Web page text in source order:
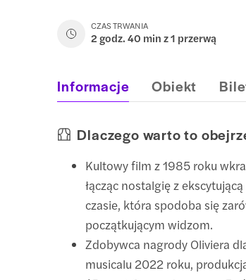
CZAS TRWANIA
2 godz. 40 min z 1 przerwą
Informacje Obiekt
Dlaczego warto to
Kultowy film z 1985 roku
łącząc nostalgię z
czasie, która spodoba się
początkującym widzom.
Zdobywca nagrody Oliviera
musicalu 2022 roku,